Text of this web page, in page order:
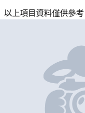
以上項目資料僅供參